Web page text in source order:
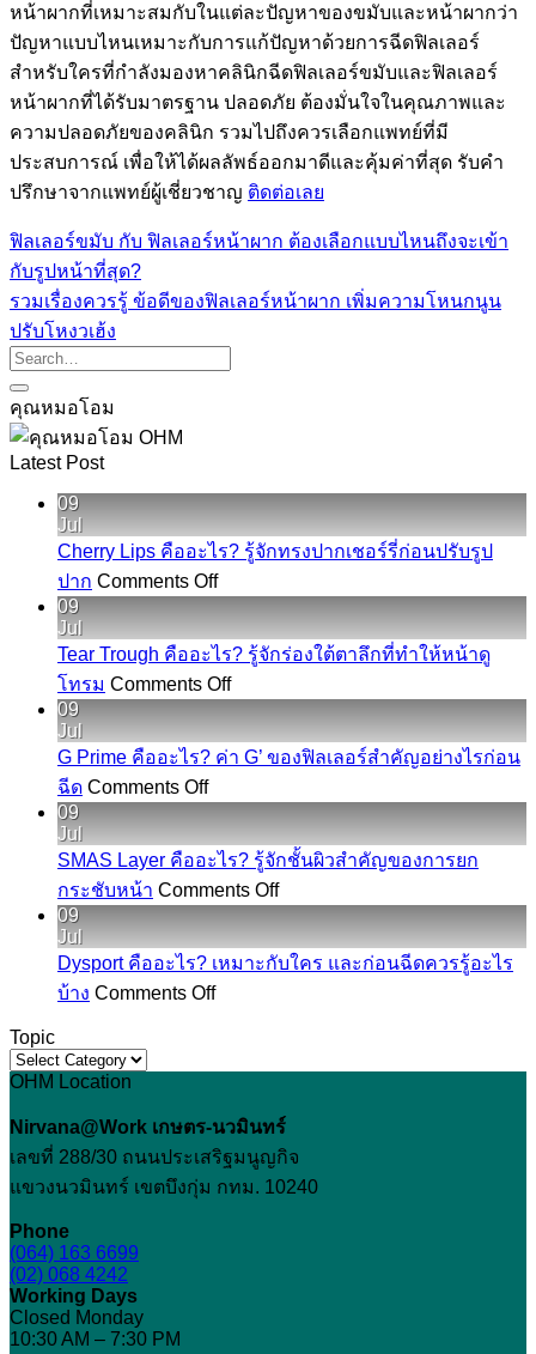
หน้าผากที่เหมาะสมกับในแต่ละปัญหาของขมับและหน้าผากว่า
ปัญหาแบบไหนเหมาะกับการแก้ปัญหาด้วยการฉีดฟิลเลอร์
สำหรับใครที่กำลังมองหาคลินิกฉีดฟิลเลอร์ขมับและฟิลเลอร์
หน้าผากที่ได้รับมาตรฐาน ปลอดภัย ต้องมั่นใจในคุณภาพและ
ความปลอดภัยของคลินิก รวมไปถึงควรเลือกแพทย์ที่มี
ประสบการณ์ เพื่อให้ได้ผลลัพธ์ออกมาดีและคุ้มค่าที่สุด รับคำ
ปรึกษาจากแพทย์ผู้เชี่ยวชาญ ติดต่อเลย
ฟิลเลอร์ขมับ กับ ฟิลเลอร์หน้าผาก ต้องเลือกแบบไหนถึงจะเข้า
กับรูปหน้าที่สุด?
รวมเรื่องควรรู้ ข้อดีของฟิลเลอร์หน้าผาก เพิ่มความโหนกนูน
ปรับโหงวเฮ้ง
คุณหมอโอม
Latest Post
09
Jul
Cherry Lips คืออะไร? รู้จักทรงปากเชอร์รี่ก่อนปรับรูป
ปาก Comments Offon
Cherry
คือ
อะไร?
รู้จัก
ปาก
รี่
ก่อน
รูป
ปาก
09
Jul
Tear Trough คืออะไร? รู้จักร่องใต้ตาลึกที่ทำให้หน้าดู
โทรม Comments Offon
Tear
คือ
รู้จัก
ใต้
ตา
ที่
โทรม
09
Jul
G Prime คืออะไร? ค่า G’ ของฟิลเลอร์สำคัญอย่างไรก่อน
ฉีด Comments Offon
G
คือ
อะไร?
ค่า
ของ
ฟิล
ฉีด
09
Jul
SMAS Layer คืออะไร? รู้จักชั้นผิวสำคัญของการยก
กระชับหน้า Comments Offon
SMAS
คือ
ผิว
ของ
การ
ยก
09
Jul
Dysport คืออะไร? เหมาะกับใคร และก่อนฉีดควรรู้อะไร
บ้าง Comments Offon
กับ
ใคร
และ
Topic
Topic
OHM Location
Nirvana@Work เกษตร-นวมินทร์
เลขที่ 288/30 ถนนประเสริฐมนูญกิจ
แขวงนวมินทร์ เขตบึงกุ่ม กทม. 10240
Phone
(064) 163 6699
(02) 068 4242
Working Days
Closed Monday
10:30 AM – 7:30 PM